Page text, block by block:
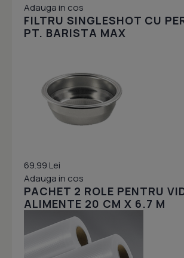
Adauga in cos
FILTRU SINGLESHOT CU
PT. BARISTA MAX
69.99 Lei
Adauga in cos
PACHET 2 ROLE PENTRU
ALIMENTE 20 CM X 6.7 M